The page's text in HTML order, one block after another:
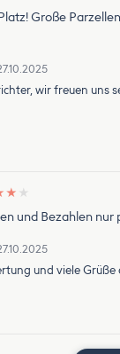
Große
wir freuen uns
★ ★
und Bezahlen nur
und viele